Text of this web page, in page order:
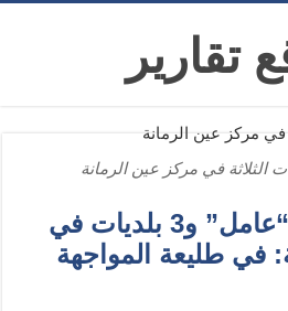
الثلاثة في مركز عين الرمانة
لقاء تنسيقي بين “عامل” و3 بلديات في
في طليعة المواجهة